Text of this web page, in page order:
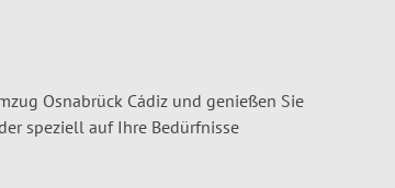
Osnabrück Cádiz und genießen Sie
speziell auf Ihre Bedürfnisse